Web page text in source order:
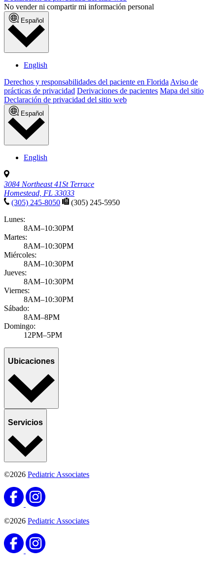
No vender ni compartir mi información personal
Español
English
Derechos y responsabilidades del paciente en Florida Aviso de
prácticas de privacidad Derivaciones de pacientes Mapa del sitio
Declaración de privacidad del sitio web
Español
English
3084 Northeast 41St Terrace
Homestead, FL 33033
(305) 245-8050
(305) 245-5950
Lunes:
8AM–10:30PM
Martes:
8AM–10:30PM
Miércoles:
8AM–10:30PM
Jueves:
8AM–10:30PM
Viernes:
8AM–10:30PM
Sábado:
8AM–8PM
Domingo:
12PM–5PM
Ubicaciones
Servicios
©2026 Pediatric Associates
©2026 Pediatric Associates